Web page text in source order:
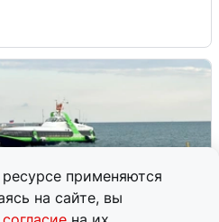
применяются
на сайте, вы